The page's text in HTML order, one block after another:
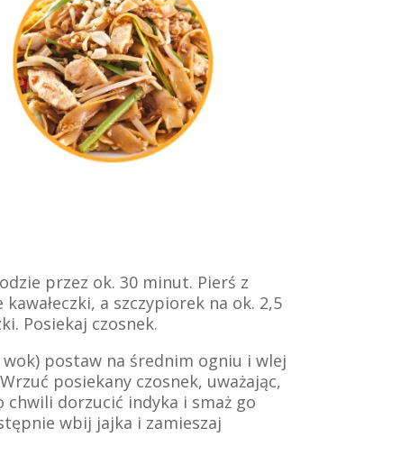
przez ok. 30 minut. Pierś z
a szczypiorek na ok. 2,5
Posiekaj czosnek.
postaw na średnim ogniu i wlej
posiekany czosnek, uważając,
chwili dorzucić indyka i smaż go
wbij jajka i zamieszaj